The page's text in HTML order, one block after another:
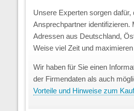
Unsere Experten sorgen
Ansprechpartner identifizieren.
Adressen aus Deutschland,
Weise viel Zeit und
Wir haben für Sie einen
der Firmendaten als auch
Vorteile und Hinweise zum